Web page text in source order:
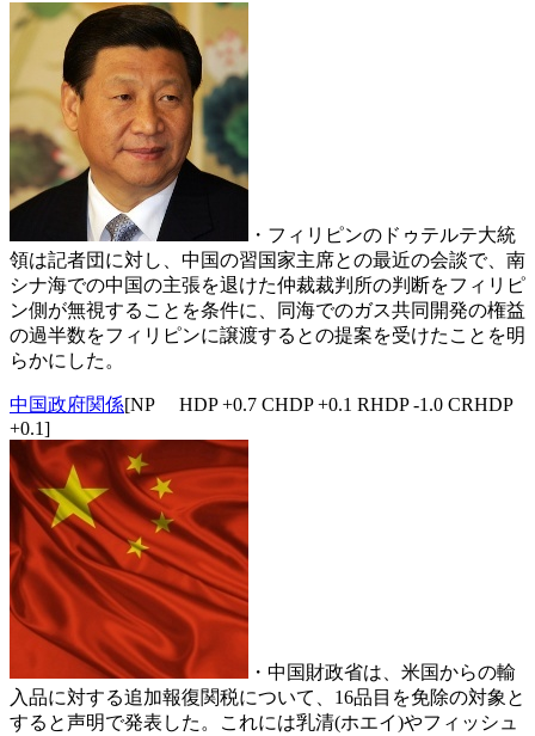
・フィリピンのドゥテルテ大統
領は記者団に対し、中国の習国家主席との最近の会談で、南
シナ海での中国の主張を退けた仲裁裁判所の判断をフィリピ
ン側が無視することを条件に、同海でのガス共同開発の権益
の過半数をフィリピンに譲渡するとの提案を受けたことを明
らかにした。
中国政府関係[NP HDP +0.7 CHDP +0.1 RHDP -1.0 CRHDP
+0.1]
・中国財政省は、米国からの輸
入品に対する追加報復関税について、16品目を免除の対象と
すると声明で発表した。これには乳清(ホエイ)やフィッシュ